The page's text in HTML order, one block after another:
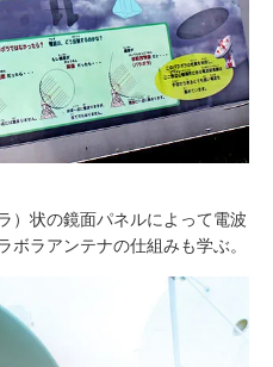
）状の鏡面パネルによって電波
ラアンテナの仕組みも学ぶ。